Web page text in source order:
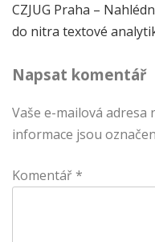
Navigace
příspěvek
CZJUG Praha –
do nitra textové
Napsat komentář
Vaše e-mailová adresa
informace jsou
Komentář *